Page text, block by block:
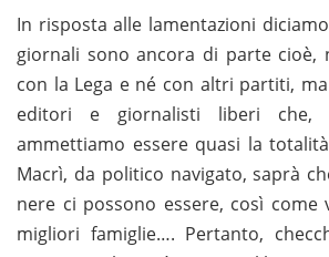
In risposta alle lamentazioni
giornali sono ancora di parte cioè,
con la Lega e né con altri partiti,
editori e giornalisti liberi che,
ammettiamo essere quasi la
Macrì, da politico navigato, saprà
nere ci possono essere, così
migliori famiglie…. Pertanto,